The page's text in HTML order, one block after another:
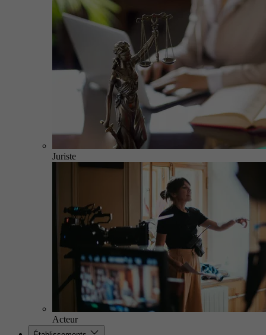
Juriste
Acteur